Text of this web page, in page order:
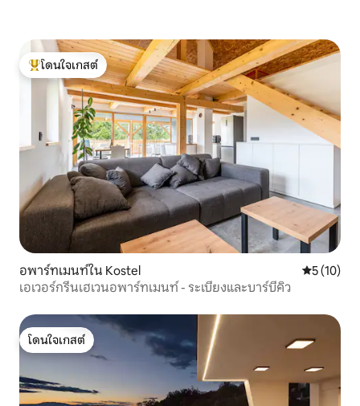
โดนใจเกสต์ที่สุด
โดนใจเกสต์
อพาร์ทเมนท์ใน Kostel คะแนนเฉลี่
5 (10)
เอเวอร์กรีนเฮเวนอพาร์ทเมนท์ - ระเบียงและบาร์บีคิว
โดนใจเกสต์
โดนใจเกสต์